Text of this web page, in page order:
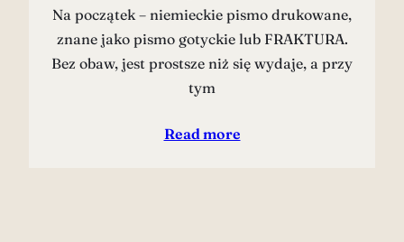
Na początek – niemieckie pismo drukowane,
znane jako pismo gotyckie lub FRAKTURA.
Bez obaw, jest prostsze niż się wydaje, a przy
tym
Read more